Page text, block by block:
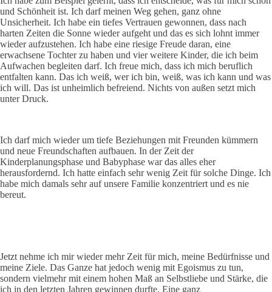
und Schönheit ist. Ich darf meinen Weg gehen, ganz ohne
Unsicherheit. Ich habe ein tiefes Vertrauen gewonnen, dass nach
harten Zeiten die Sonne wieder aufgeht und das es sich lohnt immer
wieder aufzustehen. Ich habe eine riesige Freude daran, eine
erwachsene Tochter zu haben und vier weitere Kinder, die ich beim
Aufwachen begleiten darf. Ich freue mich, dass ich mich beruflich
entfalten kann. Das ich weiß, wer ich bin, weiß, was ich kann und was
ich will. Das ist unheimlich befreiend. Nichts von außen setzt mich
unter Druck.
Ich darf mich wieder um tiefe Beziehungen mit Freunden kümmern
und neue Freundschaften aufbauen. In der Zeit der
Kinderplanungsphase und Babyphase war das alles eher
herausfordernd. Ich hatte einfach sehr wenig Zeit für solche Dinge. Ich
habe mich damals sehr auf unsere Familie konzentriert und es nie
bereut.
Jetzt nehme ich mir wieder mehr Zeit für mich, meine Bedürfnisse und
meine Ziele. Das Ganze hat jedoch wenig mit Egoismus zu tun,
sondern vielmehr mit einem hohen Maß an Selbstliebe und Stärke, die
ich in den letzten Jahren gewinnen durfte. Eine ganz